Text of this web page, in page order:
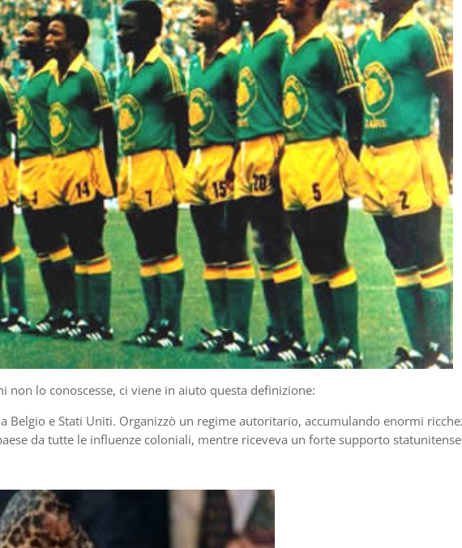
non lo conoscesse, ci viene in aiuto questa definizione:
Belgio e Stati Uniti. Organizzò un regime autoritario, accumulando enormi
da tutte le influenze coloniali, mentre riceveva un forte supporto